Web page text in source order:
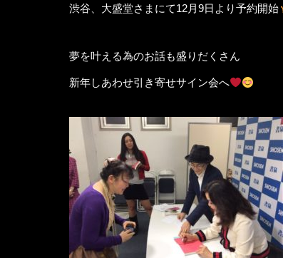
渋谷、大盛堂さまにて12月9日より予約開始
夢を叶える為のお話も盛りだくさん
新年しあわせ引き寄せサイン会へ